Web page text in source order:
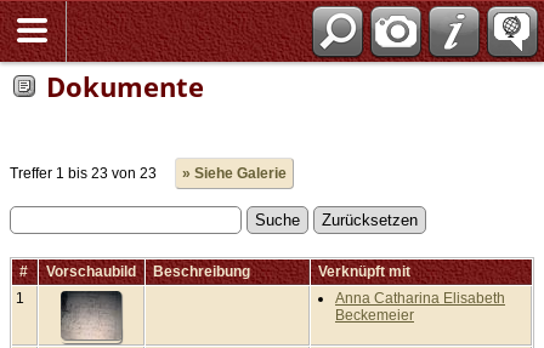
Dokumente
Treffer 1 bis 23 von 23 » Siehe Galerie
# Vorschaubild Beschreibung
Verknüpft mit
1
Anna Catharina Elisabeth
Beckemeier